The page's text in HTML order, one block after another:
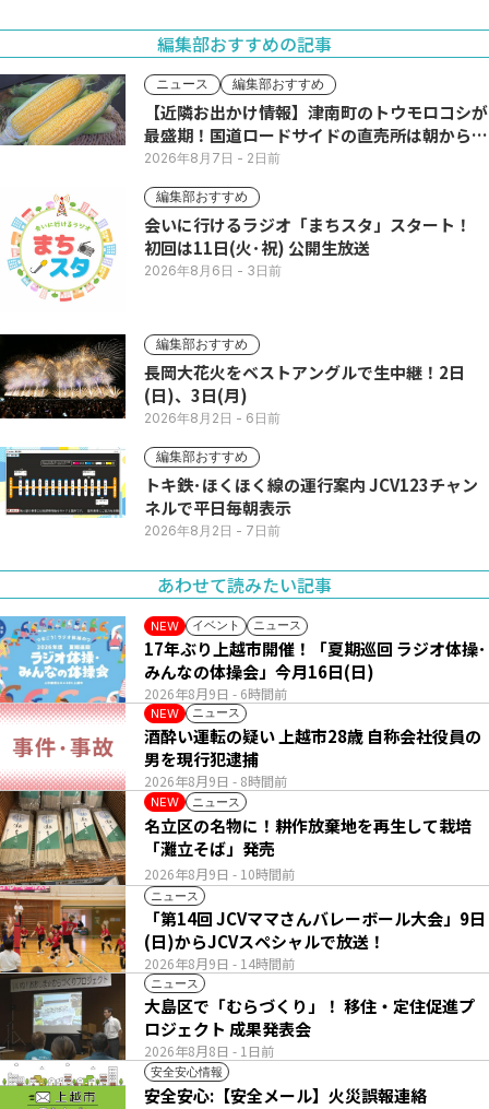
編集部おすすめの記事
ニュース 編集部おすすめ
【近隣お出かけ情報】津南町のトウモロコシが
最盛期！国道ロードサイドの直売所は朝から長
い列
2026年8月7日 - 2日前
編集部おすすめ
会いに行けるラジオ「まちスタ」スタート！
初回は11日(火･祝) 公開生放送
2026年8月6日 - 3日前
編集部おすすめ
長岡大花火をベストアングルで生中継！2日
(日)、3日(月)
2026年8月2日 - 6日前
編集部おすすめ
トキ鉄･ほくほく線の運行案内 JCV123チャン
ネルで平日毎朝表示
2026年8月2日 - 7日前
あわせて読みたい記事
NEW イベント ニュース
2026年8月9日 - 6時間前
17年ぶり上越市開催！「夏期巡回 ラジオ体操･
みんなの体操会」今月16日(日)
NEW ニュース
2026年8月9日 - 8時間前
酒酔い運転の疑い 上越市28歳 自称会社役員の
男を現行犯逮捕
NEW ニュース
2026年8月9日 - 10時間前
名立区の名物に！耕作放棄地を再生して栽培
「灘立そば」発売
ニュース
2026年8月9日 - 14時間前
「第14回 JCVママさんバレーボール大会」9日
(日)からJCVスペシャルで放送！
ニュース
2026年8月8日 - 1日前
大島区で「むらづくり」！ 移住・定住促進プ
ロジェクト 成果発表会
安全安心情報
安全安心:【安全メール】火災誤報連絡